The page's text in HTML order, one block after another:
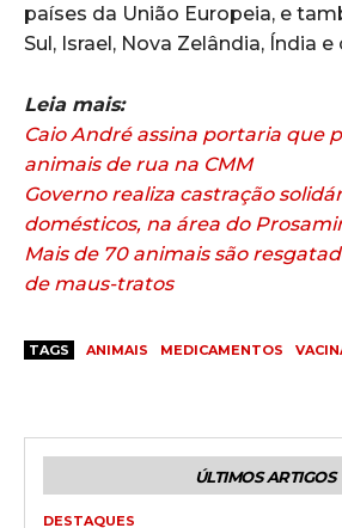
países da União Europeia, e
Sul, Israel, Nova Zelândia, Índia
Leia mais:
Caio André assina portaria que
animais de rua na CMM
Governo realiza castração
domésticos, na área do
Mais de 70 animais são
de maus-tratos
TAGS ANIMAIS MEDICAMENTOS
ÚLTIMOS ARTIGOS
DESTAQUES